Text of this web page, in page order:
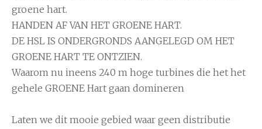
groene hart.
HANDEN AF VAN HET GROENE HART.
DE HSL IS ONDERGRONDS AANGELEGD OM HET
GROENE HART TE ONTZIEN.
Waarom nu ineens 240 m hoge turbines die het het
gehele GROENE Hart gaan domineren
Laten we dit mooie gebied waar geen distributie